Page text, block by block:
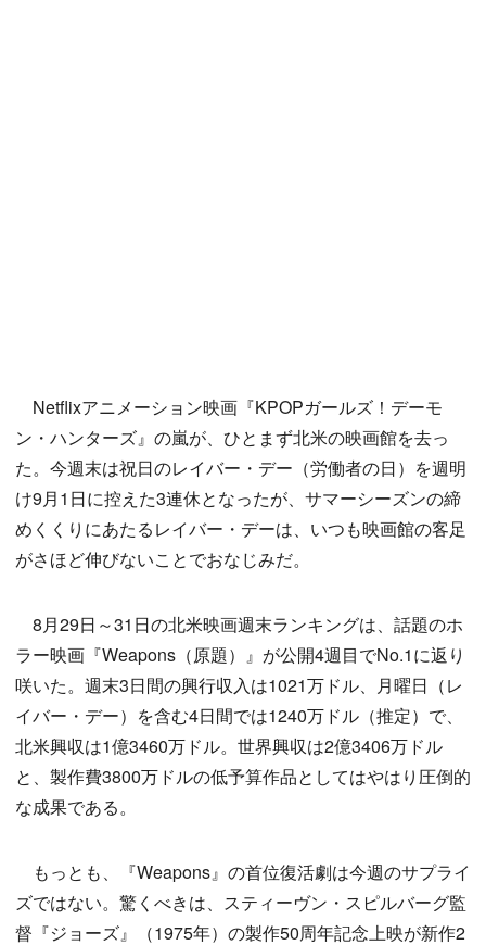
Netflixアニメーション映画『KPOPガールズ！デーモ
ン・ハンターズ』の嵐が、ひとまず北米の映画館を去っ
た。今週末は祝日のレイバー・デー（労働者の日）を週明
け9月1日に控えた3連休となったが、サマーシーズンの締
めくくりにあたるレイバー・デーは、いつも映画館の客足
がさほど伸びないことでおなじみだ。
8月29日～31日の北米映画週末ランキングは、話題のホ
ラー映画『Weapons（原題）』が公開4週目でNo.1に返り
咲いた。週末3日間の興行収入は1021万ドル、月曜日（レ
イバー・デー）を含む4日間では1240万ドル（推定）で、
北米興収は1億3460万ドル。世界興収は2億3406万ドル
と、製作費3800万ドルの低予算作品としてはやはり圧倒的
な成果である。
もっとも、『Weapons』の首位復活劇は今週のサプライ
ズではない。驚くべきは、スティーヴン・スピルバーグ監
督『ジョーズ』（1975年）の製作50周年記念上映が新作2